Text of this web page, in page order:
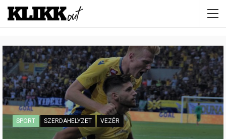
SPORT SZERDAHELYZET VEZÉR